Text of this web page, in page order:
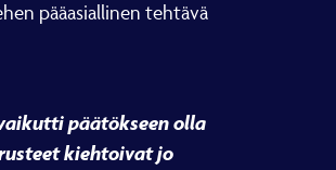
pääasiallinen tehtävä
päätökseen olla
kiehtoivat jo